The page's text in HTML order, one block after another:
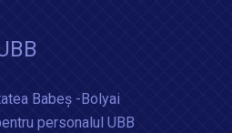
Babeș -Bolyai
personalul UBB